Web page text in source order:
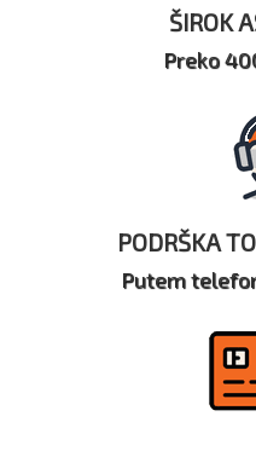
ŠIROK
Preko
PODRŠKA
Putem